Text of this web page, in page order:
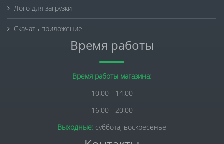
Лого для загрузки
Скачать приложение
Время работы
Время работы магазина:
10.00 - 14.00
16.00 - 20.00
Выходные: суббота, воскресенье